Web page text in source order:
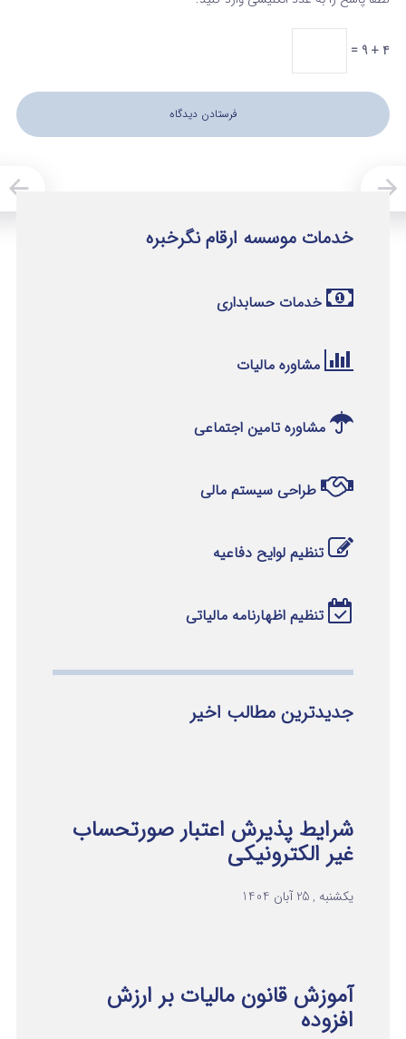
4 + 9 =
خدمات موسسه ارقام نگرخبره
خدمات حسابداری
مشاوره مالیات
مشاوره تامین اجتماعی
طراحی سیستم مالی
تنظیم لوایح دفاعیه
تنظیم اظهارنامه مالیاتی
جدیدترین مطالب اخیر
شرایط پذیرش اعتبار صورتحساب
غیر الکترونیکی
یکشنبه , 25 آبان 1404
آموزش قانون مالیات بر ارزش
افزوده